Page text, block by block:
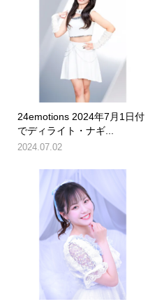
24emotions 2024年7月1日付
でディライト・ナギ...
2024.07.02